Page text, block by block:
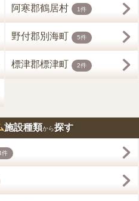
阿寒郡鶴居村 1件
野付郡別海町 5件
標津郡標津町 2件
施設種類から探す
件